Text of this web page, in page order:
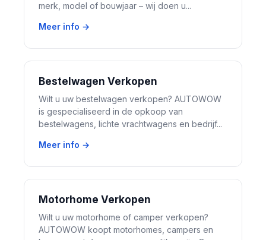
merk, model of bouwjaar – wij doen u...
Meer info →
Bestelwagen Verkopen
Wilt u uw bestelwagen verkopen? AUTOWOW
is gespecialiseerd in de opkoop van
bestelwagens, lichte vrachtwagens en bedrijf...
Meer info →
Motorhome Verkopen
Wilt u uw motorhome of camper verkopen?
AUTOWOW koopt motorhomes, campers en